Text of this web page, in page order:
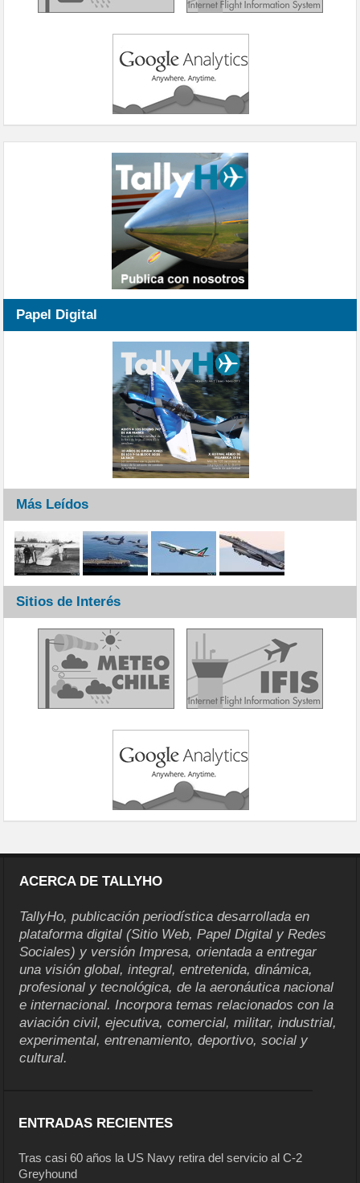
Papel Digital
Más Leídos
Sitios de Interés
ACERCA DE TALLYHO
TallyHo, publicación periodística desarrollada en
plataforma digital (Sitio Web, Papel Digital y Redes
Sociales) y versión Impresa, orientada a entregar
una visión global, integral, entretenida, dinámica,
profesional y tecnológica, de la aeronáutica nacional
e internacional. Incorpora temas relacionados con la
aviación civil, ejecutiva, comercial, militar, industrial,
experimental, entrenamiento, deportivo, social y
cultural.
ENTRADAS RECIENTES
Tras casi 60 años la US Navy retira del servicio al C-2
Greyhound